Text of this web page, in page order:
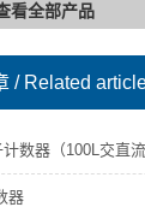
公司
看全部产品
/ Related
数器（100L交直流
器